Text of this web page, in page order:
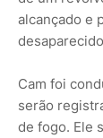
alcançado e
Cam foi
serão
de fogo. Ele